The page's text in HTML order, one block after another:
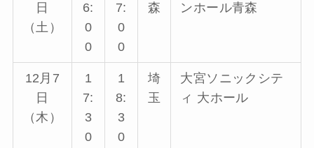
日
（土）
6:
0
0
7:
0
0
森
ンホール青森
12月7
日
（木）
1
7:
3
0
1
8:
3
0
埼
玉
大宮ソニックシテ
ィ 大ホール